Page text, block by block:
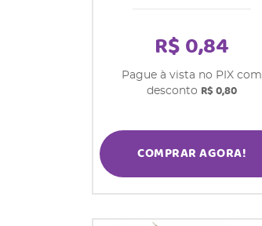
R$ 0,84
Pague à vista no PIX com
desconto R$ 0,80
COMPRAR AGORA!